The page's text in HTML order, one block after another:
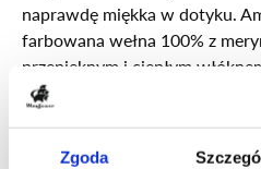
Zgoda
naprawdę miękka w dotyku.
farbowana wełna 100% z
przepięknym i ciepłym
sprawia, że szalik zyskuje
kolorystyczny. Chusta jest
zrobienia, ale również